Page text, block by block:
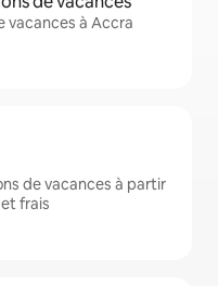
vacances à Accra
de vacances à partir
frais